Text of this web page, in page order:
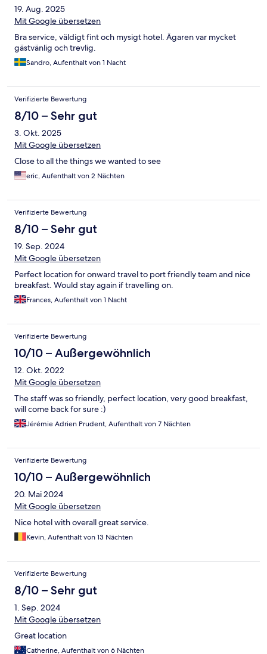
19. Aug. 2025
Mit Google übersetzen
Bra service, väldigt fint och mysigt hotel. Ägaren var mycket
gästvänlig och trevlig.
Sandro, Aufenthalt von 1 Nacht
Verifizierte Bewertung
8/10 – Sehr gut
3. Okt. 2025
Mit Google übersetzen
Close to all the things we wanted to see
eric, Aufenthalt von 2 Nächten
Verifizierte Bewertung
8/10 – Sehr gut
19. Sep. 2024
Mit Google übersetzen
Perfect location for onward travel to port friendly team and nice
breakfast. Would stay again if travelling on.
Frances, Aufenthalt von 1 Nacht
Verifizierte Bewertung
10/10 – Außergewöhnlich
12. Okt. 2022
Mit Google übersetzen
The staff was so friendly, perfect location, very good breakfast,
will come back for sure :)
Jérémie Adrien Prudent, Aufenthalt von 7 Nächten
Verifizierte Bewertung
10/10 – Außergewöhnlich
20. Mai 2024
Mit Google übersetzen
Nice hotel with overall great service.
Kevin, Aufenthalt von 13 Nächten
Verifizierte Bewertung
8/10 – Sehr gut
1. Sep. 2024
Mit Google übersetzen
Great location
Catherine, Aufenthalt von 6 Nächten